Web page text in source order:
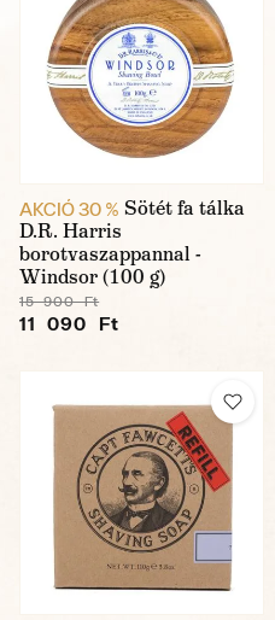
AKCIÓ 30 % Sötét fa tálka
D.R. Harris
borotvaszappannal -
Windsor (100 g)
15 900 Ft
11 090 Ft